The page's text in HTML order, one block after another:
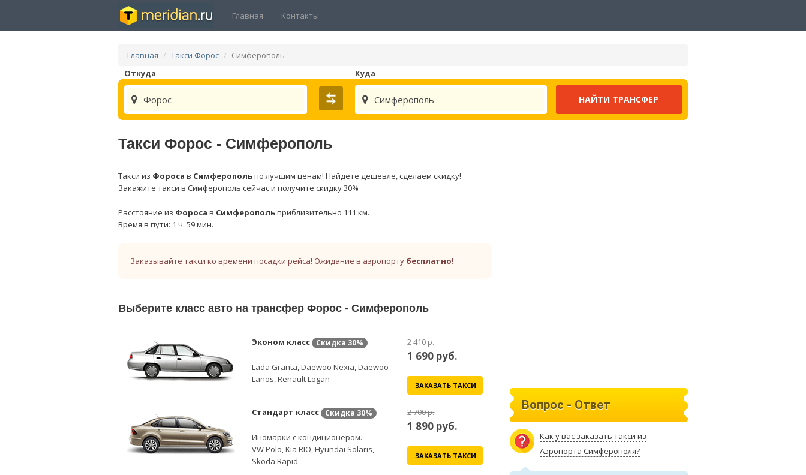
Главная Контакты
Главная Такси Форос
Симферополь
Откуда
Форос
Куда
Симферополь
Такси Форос - Симферополь
Такси из Фороса в Симферопольпо лучшим ценам! Найдете дешевле, сделаем скидку!
Закажите такси в Симферополь сейчас и получите скидку 30%
Расстояние из Фороса в Симферопольприблизительно 111 км.
Время в пути: 1 ч. 59 мин.
Заказывайте такси ко времени посадки рейса! Ожидание в аэропорту бесплатно!
Выберите класс авто на трансфер Форос - Симферополь
Эконом класс Скидка 30%
Lada Granta, Daewoo Nexia, Daewoo
Lanos, Renault Logan
2 410 р.
1 690 руб.
ЗАКАЗАТЬ ТАКСИ
Стандарт класс Скидка 30%
Иномарки с кондиционером.
VW Polo, Kia RIO, Hyundai Solaris,
Skoda Rapid
2 700 р.
1 890 руб.
ЗАКАЗАТЬ ТАКСИ
Вопрос - Ответ
Как у вас заказать такси из
Аэропорта Симферополя?